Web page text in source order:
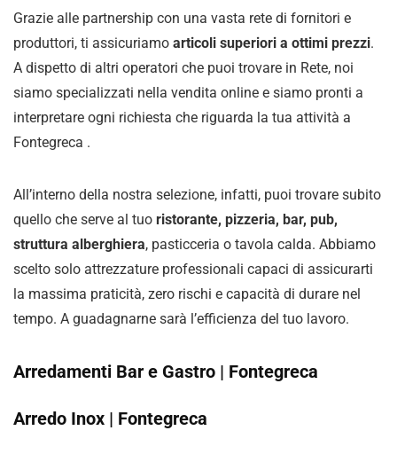
Grazie alle partnership con una vasta rete di fornitori e
produttori, ti assicuriamo articoli superiori a ottimi prezzi.
A dispetto di altri operatori che puoi trovare in Rete, noi
siamo specializzati nella vendita online e siamo pronti a
interpretare ogni richiesta che riguarda la tua attività a
Fontegreca .
All’interno della nostra selezione, infatti, puoi trovare subito
quello che serve al tuo ristorante, pizzeria, bar, pub,
struttura alberghiera, pasticceria o tavola calda. Abbiamo
scelto solo attrezzature professionali capaci di assicurarti
la massima praticità, zero rischi e capacità di durare nel
tempo. A guadagnarne sarà l’efficienza del tuo lavoro.
Arredamenti Bar e Gastro | Fontegreca
Arredo Inox | Fontegreca